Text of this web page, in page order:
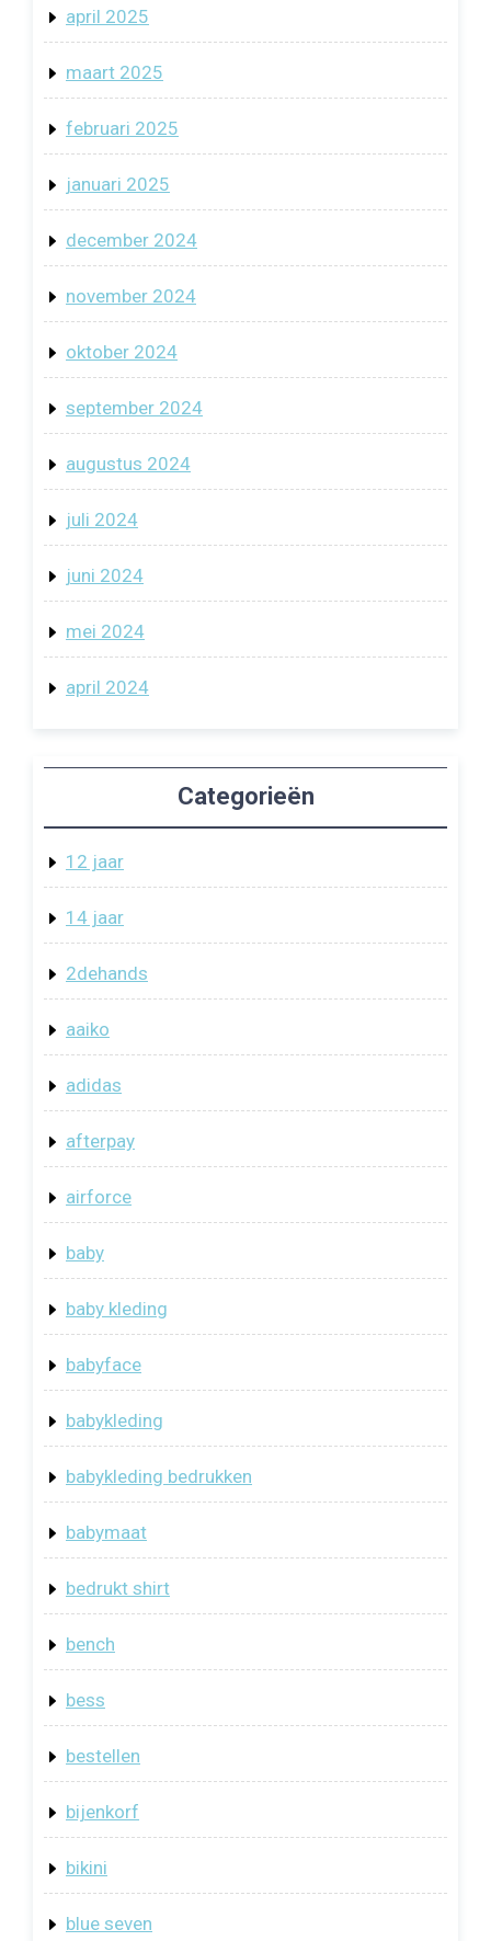
april 2025
maart 2025
februari 2025
januari 2025
december 2024
november 2024
oktober 2024
september 2024
augustus 2024
juli 2024
juni 2024
mei 2024
april 2024
Categorieën
12 jaar
14 jaar
2dehands
aaiko
adidas
afterpay
airforce
baby
baby kleding
babyface
babykleding
babykleding bedrukken
babymaat
bedrukt shirt
bench
bess
bestellen
bijenkorf
bikini
blue seven